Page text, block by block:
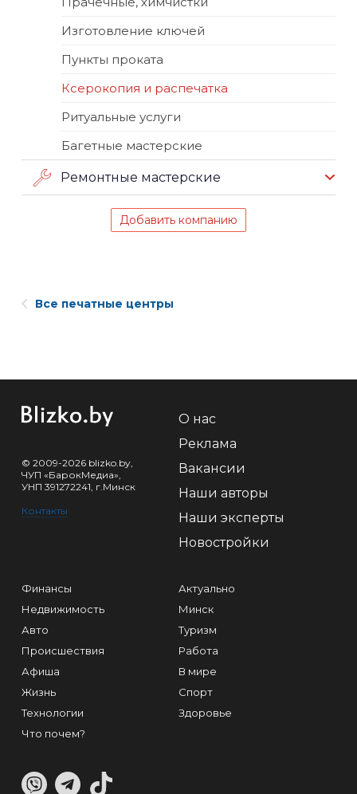
Изготовление ключей
Пункты проката
Ксерокопия и распечатка
Ритуальные услуги
Багетные мастерские
Ремонтные мастерские
Добавить компанию
Все печатные центры
© 2009-2026 blizko.by,
ЧУП «БарокМедиа»,
УНП 391272241, г.Минск
Контакты
О нас
Реклама
Вакансии
Наши авторы
Наши эксперты
Новостройки
Финансы
Недвижимость
Авто
Происшествия
Афиша
Жизнь
Технологии
Что почем?
Актуально
Минск
Туризм
Работа
В мире
Спорт
Здоровье